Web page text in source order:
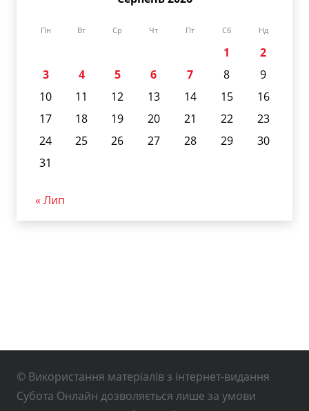
Пн Вт Ср Чт Пт Сб Нд
1
2
3
4 5 6 7 8
9
10
11 12 13 14 15
16
17
18 19 20 21 22
23
24
25 26 27 28 29
30
31
« Лип
© Використання матеріалів з інтернет-видання
Субота Онлайн дозволяється лише за умови